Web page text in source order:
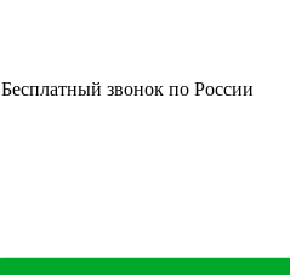
Бесплатный звонок по России